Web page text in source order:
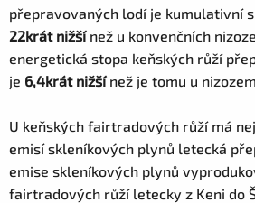
přepravovaných lodí je kumulativní
22krát nižšínež u konvenčních
energetická stopa keňských růží
je 6,4krát nižšínež je tomu u
U keňských fairtradových růží má
emisí skleníkových plynů letecká
emise skleníkových plynů
fairtradových růží letecky z Keni do